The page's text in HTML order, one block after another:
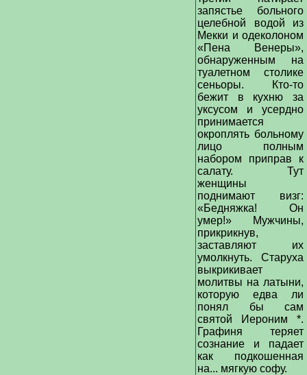
запястье больного
целебной водой из
Мекки и одеколоном
«Пена Венеры»,
обнаруженным на
туалетном столике
сеньоры. Кто-то
бежит в кухню за
уксусом и усердно
принимается
окроплять больному
лицо полным
набором приправ к
салату. Тут
женщины
поднимают визг:
«Бедняжка! Он
умер!» Мужчины,
прикрикнув,
заставляют их
умолкнуть. Старуха
выкрикивает
молитвы на латыни,
которую едва ли
понял бы сам
святой Иероним *.
Графиня теряет
сознание и падает
как подкошенная
на... мягкую софу.